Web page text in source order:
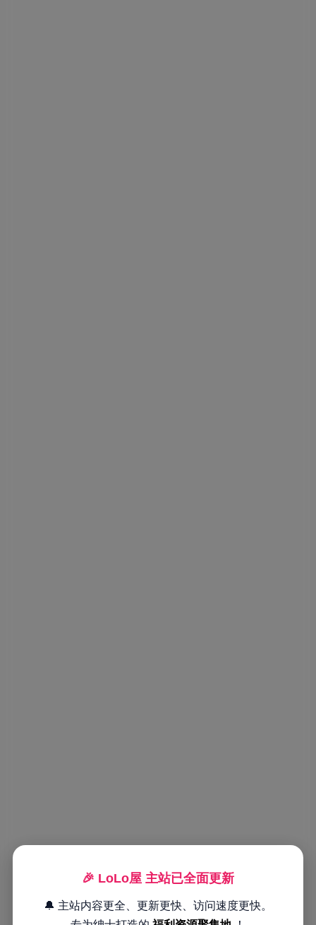
🎉 LoLo屋 主站已全面更新
🔔 主站内容更全、更新更快、访问速度更快。